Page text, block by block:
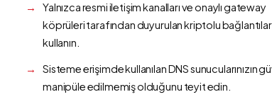
Yalnızca resmi iletişim kanalları ve onaylı gateway
köprüleri tarafından duyurulan kriptolu
kullanın.
Sisteme erişimde kullanılan DNS sunucularınızın
manipüle edilmemiş olduğunu teyit edin.